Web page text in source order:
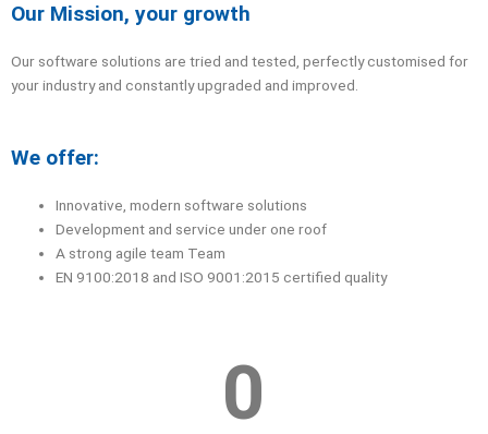
Our Mission, your growth
Our software solutions are tried and tested, perfectly customised for
your industry and constantly upgraded and improved.
We offer:
Innovative, modern software solutions
Development and service under one roof
A strong agile team Team
EN 9100:2018 and ISO 9001:2015 certified quality
0